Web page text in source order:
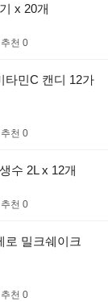
x 20개
추천 0
타민C 캔디 12가
추천 0
수 2L x 12개
추천 0
로 밀크쉐이크
추천 0